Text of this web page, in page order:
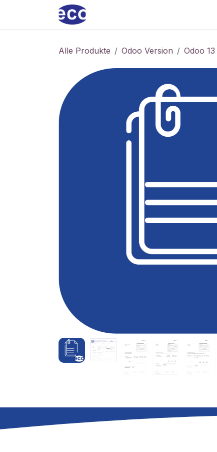
Zum Inhalt springen
Alle Produkte Odoo Version Odoo 13